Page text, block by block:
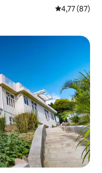
4,77 de uma
4,77 (87)